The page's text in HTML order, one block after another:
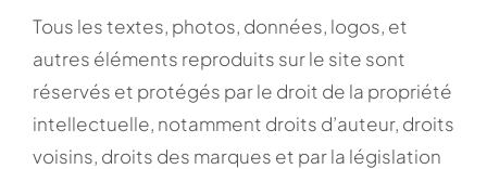
Tous les textes, photos, données, logos, et
autres éléments reproduits sur le site sont
réservés et protégés par le droit de la propriété
intellectuelle, notamment droits d’auteur, droits
voisins, droits des marques et par la législation